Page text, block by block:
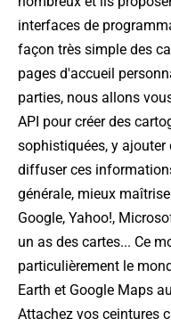
interfaces de
façon très simple des
pages d'accueil
parties, nous allons
API pour créer des
sophistiquées, y
diffuser ces
générale, mieux
Google, Yahoo!,
un as des cartes... Ce
particulièrement le
Earth et Google Maps
Attachez vos ceintures